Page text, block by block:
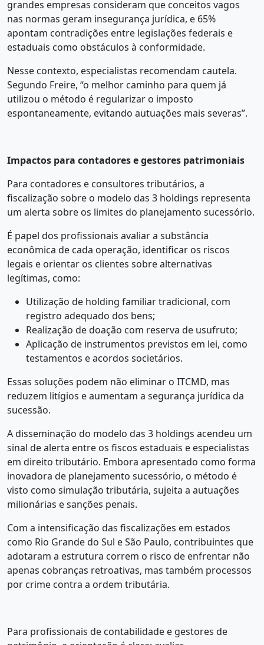
grandes empresas consideram que conceitos vagos
nas normas geram insegurança jurídica, e 65%
apontam contradições entre legislações federais e
estaduais como obstáculos à conformidade.
Nesse contexto, especialistas recomendam cautela.
Segundo Freire, “o melhor caminho para quem já
utilizou o método é regularizar o imposto
espontaneamente, evitando autuações mais severas”.
Impactos para contadores e gestores patrimoniais
Para contadores e consultores tributários, a
fiscalização sobre o modelo das 3 holdings representa
um alerta sobre os limites do planejamento sucessório.
É papel dos profissionais avaliar a substância
econômica de cada operação, identificar os riscos
legais e orientar os clientes sobre alternativas
legítimas, como:
Utilização de holding familiar tradicional, com
registro adequado dos bens;
Realização de doação com reserva de usufruto;
Aplicação de instrumentos previstos em lei, como
testamentos e acordos societários.
Essas soluções podem não eliminar o ITCMD, mas
reduzem litígios e aumentam a segurança jurídica da
sucessão.
A disseminação do modelo das 3 holdings acendeu um
sinal de alerta entre os fiscos estaduais e especialistas
em direito tributário. Embora apresentado como forma
inovadora de planejamento sucessório, o método é
visto como simulação tributária, sujeita a autuações
milionárias e sanções penais.
Com a intensificação das fiscalizações em estados
como Rio Grande do Sul e São Paulo, contribuintes que
adotaram a estrutura correm o risco de enfrentar não
apenas cobranças retroativas, mas também processos
por crime contra a ordem tributária.
Para profissionais de contabilidade e gestores de